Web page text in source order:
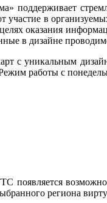
поддерживает
в
целях оказания
в дизайне
с уникальным
работы с
появляется
региона